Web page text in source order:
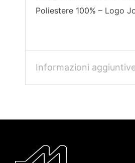
Poliestere 100% – Logo
Informazioni